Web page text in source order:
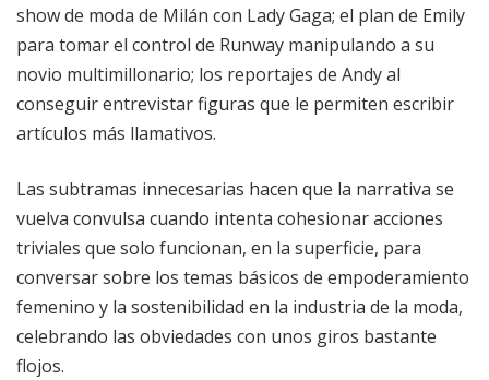
show de moda de Milán con Lady Gaga; el plan de Emily
para tomar el control de Runway manipulando a su
novio multimillonario; los reportajes de Andy al
conseguir entrevistar figuras que le permiten escribir
artículos más llamativos.
Las subtramas innecesarias hacen que la narrativa se
vuelva convulsa cuando intenta cohesionar acciones
triviales que solo funcionan, en la superficie, para
conversar sobre los temas básicos de empoderamiento
femenino y la sostenibilidad en la industria de la moda,
celebrando las obviedades con unos giros bastante
flojos.